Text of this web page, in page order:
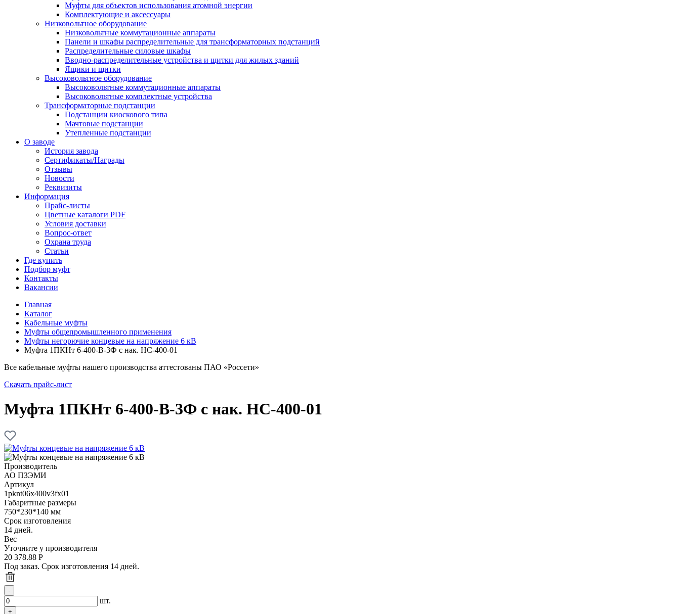
Муфты для объектов использования атомной энергии
Комплектующие и аксессуары
Низковольтное оборудование
Низковольтные коммутационные аппараты
Панели и шкафы распределительные для трансформаторных подстанций
Распределительные силовые шкафы
Вводно-распределительные устройства и щитки для жилых зданий
Ящики и щитки
Высоковольтное оборудование
Высоковольтные коммутационные аппараты
Высоковольтные комплектные устройства
Трансформаторные подстанции
Подстанции киоскового типа
Мачтовые подстанции
Утепленные подстанции
О заводе
История завода
Сертификаты/Награды
Отзывы
Новости
Реквизиты
Информация
Прайс-листы
Цветные каталоги PDF
Условия доставки
Вопрос-ответ
Охрана труда
Статьи
Где купить
Подбор муфт
Контакты
Вакансии
Главная
Каталог
Кабельные муфты
Муфты общепромышленного применения
Муфты негорючие концевые на напряжение 6 кВ
Муфта 1ПКНт 6-400-В-3Ф с нак. НС-400-01
Все кабельные муфты нашего производства аттестованы ПАО «Россети»
Скачать прайс-лист
Муфта 1ПКНт 6-400-В-3Ф с нак. НС-400-01
Производитель
АО ПЗЭМИ
Артикул
1pknt06x400v3fx01
Габаритные размеры
750*230*140 мм
Срок изготовления
14 дней.
Вес
Уточните у производителя
20 378.88 Р
Под заказ. Срок изготовления 14 дней.
шт.